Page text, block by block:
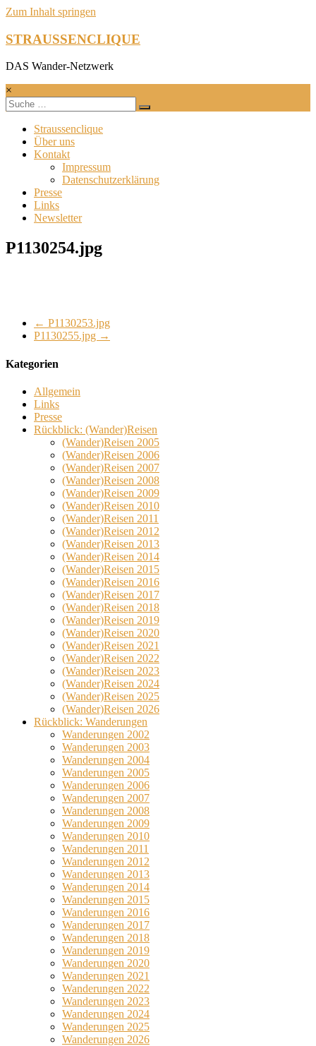
Zum Inhalt springen
STRAUSSENCLIQUE
DAS Wander-Netzwerk
×
Straussenclique
Über uns
Kontakt
Impressum
Datenschutzerklärung
Presse
Links
Newsletter
P1130254.jpg
← P1130253.jpg
P1130255.jpg →
Kategorien
Allgemein
Links
Presse
Rückblick: (Wander)Reisen
(Wander)Reisen 2005
(Wander)Reisen 2006
(Wander)Reisen 2007
(Wander)Reisen 2008
(Wander)Reisen 2009
(Wander)Reisen 2010
(Wander)Reisen 2011
(Wander)Reisen 2012
(Wander)Reisen 2013
(Wander)Reisen 2014
(Wander)Reisen 2015
(Wander)Reisen 2016
(Wander)Reisen 2017
(Wander)Reisen 2018
(Wander)Reisen 2019
(Wander)Reisen 2020
(Wander)Reisen 2021
(Wander)Reisen 2022
(Wander)Reisen 2023
(Wander)Reisen 2024
(Wander)Reisen 2025
(Wander)Reisen 2026
Rückblick: Wanderungen
Wanderungen 2002
Wanderungen 2003
Wanderungen 2004
Wanderungen 2005
Wanderungen 2006
Wanderungen 2007
Wanderungen 2008
Wanderungen 2009
Wanderungen 2010
Wanderungen 2011
Wanderungen 2012
Wanderungen 2013
Wanderungen 2014
Wanderungen 2015
Wanderungen 2016
Wanderungen 2017
Wanderungen 2018
Wanderungen 2019
Wanderungen 2020
Wanderungen 2021
Wanderungen 2022
Wanderungen 2023
Wanderungen 2024
Wanderungen 2025
Wanderungen 2026